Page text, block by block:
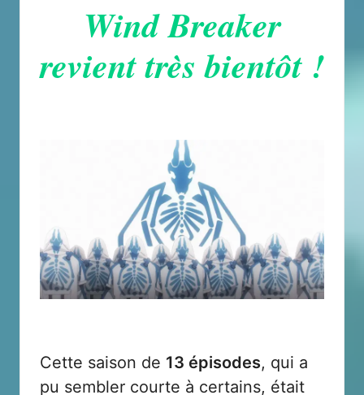
Wind Breaker
revient très bientôt !
Cette saison de 13 épisodes, qui a
pu sembler courte à certains, était